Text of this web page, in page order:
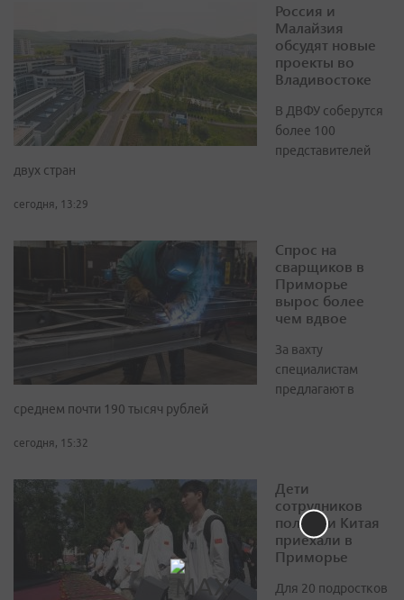
Россия и
Малайзия
обсудят новые
проекты во
Владивостоке
В ДВФУ соберутся
более 100
представителей
двух стран
сегодня, 13:29
Спрос на
сварщиков в
Приморье
вырос более
чем вдвое
За вахту
специалистам
предлагают в
среднем почти 190 тысяч рублей
сегодня, 15:32
Дети
сотрудников
полиции Китая
приехали в
Приморье
Для 20 подростков